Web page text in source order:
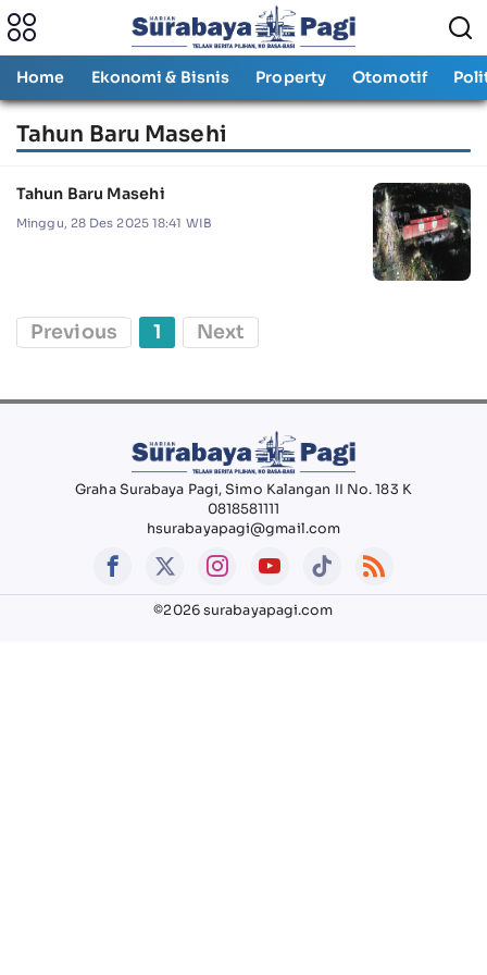
Home Ekonomi & Bisnis Property Otomotif
Tahun Baru Masehi
Tahun Baru Masehi
Minggu, 28 Des 2025 18:41 WIB
Previous 1 Next
Graha Surabaya Pagi, Simo Kalangan II No. 183 K
0818581111
hsurabayapagi@gmail.com
©2026 surabayapagi.com